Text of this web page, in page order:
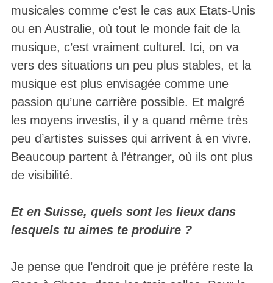
musicales comme c’est le cas aux Etats-Unis
ou en Australie, où tout le monde fait de la
musique, c’est vraiment culturel. Ici, on va
vers des situations un peu plus stables, et la
musique est plus envisagée comme une
passion qu’une carrière possible. Et malgré
les moyens investis, il y a quand même très
peu d’artistes suisses qui arrivent à en vivre.
Beaucoup partent à l’étranger, où ils ont plus
de visibilité.
Et en Suisse, quels sont les lieux dans
lesquels tu aimes te produire ?
Je pense que l’endroit que je préfère reste la